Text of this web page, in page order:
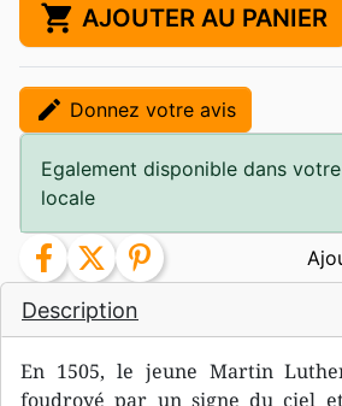
Description
En 1505, le jeune Martin
foudroyé par un signe du ciel
shopping_cart AJOUTER AU PANIER
edit Donnez votre avis
Egalement disponible dans
locale
facebook twitter pinterest